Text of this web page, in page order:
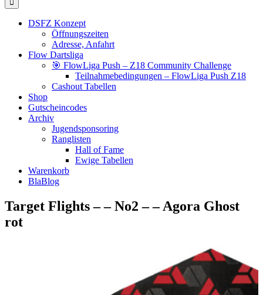
DSFZ Konzept
Öffnungszeiten
Adresse, Anfahrt
Flow Dartsliga
🎯 FlowLiga Push – Z18 Community Challenge
Teilnahmebedingungen – FlowLiga Push Z18
Cashout Tabellen
Shop
Gutscheincodes
Archiv
Jugendsponsoring
Ranglisten
Hall of Fame
Ewige Tabellen
Warenkorb
BlaBlog
Target Flights – – No2 – – Agora Ghost
rot